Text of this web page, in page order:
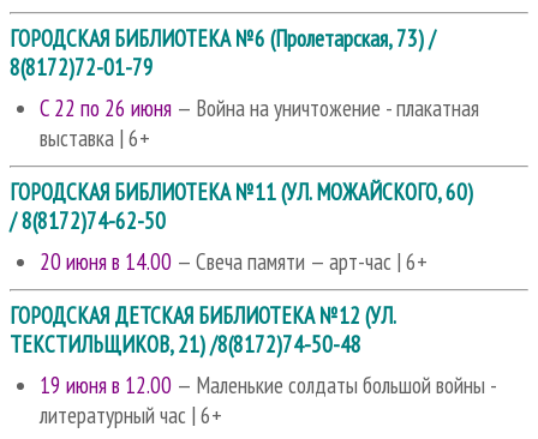
ГОРОДСКАЯ БИБЛИОТЕКА №6 (Пролетарская, 73) /
8(8172)72-01-79
C 22 по 26 июня — Война на уничтожение - плакатная
выставка | 6+
ГОРОДСКАЯ БИБЛИОТЕКА №11 (УЛ. МОЖАЙСКОГО, 60)
/ 8(8172)74-62-50
20 июня в 14.00 — Свеча памяти — арт-час | 6+
ГОРОДСКАЯ ДЕТСКАЯ БИБЛИОТЕКА №12 (УЛ.
ТЕКСТИЛЬЩИКОВ, 21) /8(8172)74-50-48
19 июня в 12.00 — Маленькие солдаты большой войны -
литературный час | 6+